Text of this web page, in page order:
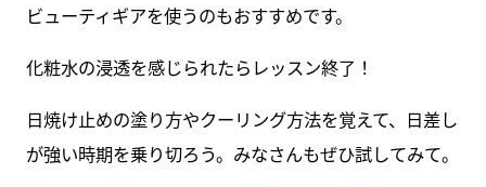
ビューティギアを使うのもおすすめです。
化粧水の浸透を感じられたらレッスン終了！
日焼け止めの塗り方やクーリング方法を覚えて、日差し
が強い時期を乗り切ろう。みなさんもぜひ試してみて。